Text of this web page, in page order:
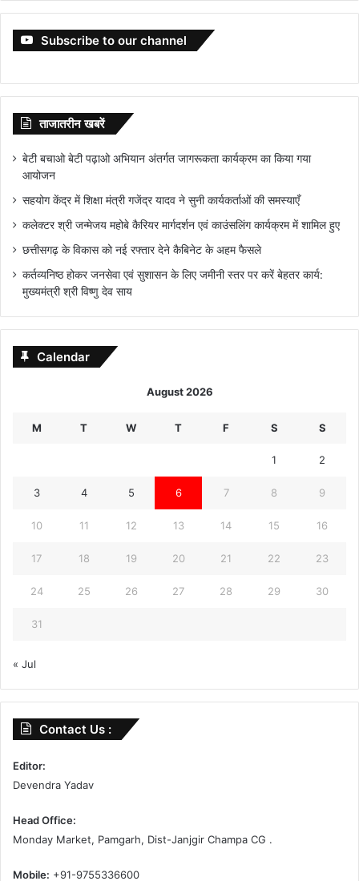
Subscribe to our channel
ताजातरीन खबरें
बेटी बचाओ बेटी पढ़ाओ अभियान अंतर्गत जागरूकता कार्यक्रम का किया गया
आयोजन
सहयोग केंद्र में शिक्षा मंत्री गजेंद्र यादव ने सुनी कार्यकर्ताओं की समस्याएँ
कलेक्टर श्री जन्मेजय महोबे कैरियर मार्गदर्शन एवं काउंसलिंग कार्यक्रम में शामिल हुए
छत्तीसगढ़ के विकास को नई रफ्तार देने कैबिनेट के अहम फैसले
कर्तव्यनिष्ठ होकर जनसेवा एवं सुशासन के लिए जमीनी स्तर पर करें बेहतर कार्य:
मुख्यमंत्री श्री विष्णु देव साय
Calendar
August 2026
M T W T F S S
1 2
3 4 5 6 7 8 9
10 11 12 13 14 15 16
17 18 19 20 21 22 23
24 25 26 27 28 29 30
31
« Jul
Contact Us :
Editor:
Devendra Yadav
Head Office:
Monday Market, Pamgarh, Dist-Janjgir Champa CG .
Mobile: +91-9755336600